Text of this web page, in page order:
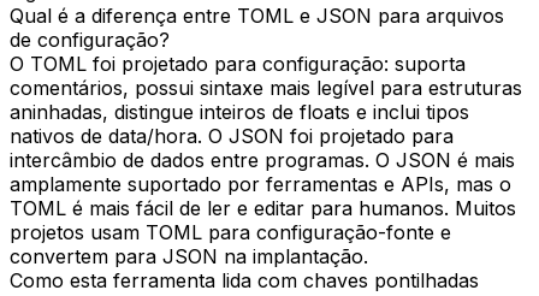
Qual é a diferença entre TOML e JSON para arquivos
de configuração?
O TOML foi projetado para configuração: suporta
comentários, possui sintaxe mais legível para estruturas
aninhadas, distingue inteiros de floats e inclui tipos
nativos de data/hora. O JSON foi projetado para
intercâmbio de dados entre programas. O JSON é mais
amplamente suportado por ferramentas e APIs, mas o
TOML é mais fácil de ler e editar para humanos. Muitos
projetos usam TOML para configuração-fonte e
convertem para JSON na implantação.
Como esta ferramenta lida com chaves pontilhadas